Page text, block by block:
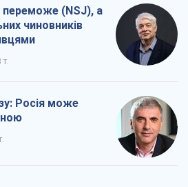
переможе (NSJ), а
чиновників
т.
Росія може